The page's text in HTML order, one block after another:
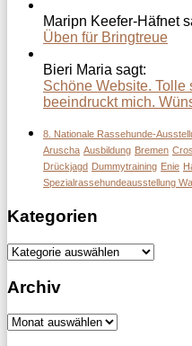
Maripn Keefer-Häfnet
Üben für Bringtreue
Bieri Maria sagt:
Schöne Website. Tolle
beeindruckt mich.
8. Nationale Rassehunde-
Aruscha Ausbildung Bremen
Drückjagd Dummytraining Enie
Spezialrassehundeausstellung
Kategorien
Kategorien
Archiv
Archiv